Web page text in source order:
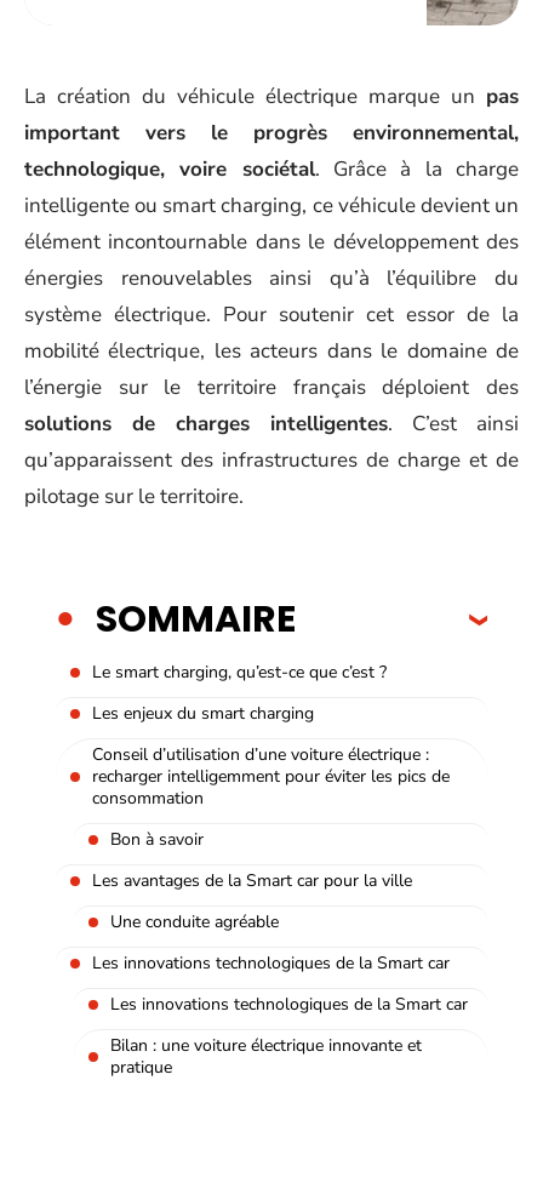
La création du véhicule électrique marque un pas
important vers le progrès environnemental,
technologique, voire sociétal. Grâce à la charge
intelligente ou smart charging, ce véhicule devient un
élément incontournable dans le développement des
énergies renouvelables ainsi qu’à l’équilibre du
système électrique. Pour soutenir cet essor de la
mobilité électrique, les acteurs dans le domaine de
l’énergie sur le territoire français déploient des
solutions de charges intelligentes. C’est ainsi
qu’apparaissent des infrastructures de charge et de
pilotage sur le territoire.
SOMMAIRE
Le smart charging, qu’est-ce que c’est ?
Les enjeux du smart charging
Conseil d’utilisation d’une voiture électrique :
recharger intelligemment pour éviter les pics de
consommation
Bon à savoir
Les avantages de la Smart car pour la ville
Une conduite agréable
Les innovations technologiques de la Smart car
Les innovations technologiques de la Smart car
Bilan : une voiture électrique innovante et
pratique